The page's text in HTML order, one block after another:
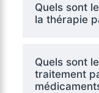
Quels sont
la thérapie
Quels sont
traitement